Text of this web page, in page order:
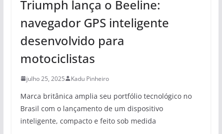
Triumph lança o Beeline:
navegador GPS inteligente
desenvolvido para
motociclistas
julho 25, 2025 Kadu Pinheiro
Marca britânica amplia seu portfólio tecnológico no
Brasil com o lançamento de um dispositivo
inteligente, compacto e feito sob medida